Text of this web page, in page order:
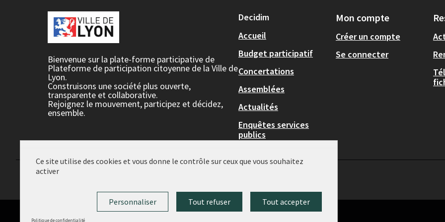
Bienvenue sur la plate-forme participative de
Plateforme de participation citoyenne de la Ville de
Lyon.
Construisons une société plus ouverte,
transparente et collaborative.
Rejoignez le mouvement, participez et décidez,
ensemble.
Decidim
Accueil
Budget participatif
Concertations
Assemblées
Actualités
Enquêtes services
publics
Mon compte
Créer un compte
Se connecter
Ce site utilise des cookies et vous donne le contrôle sur ceux que vous souhaitez
activer
Tout accepter
Tout refuser
Personnaliser
Politique de confidentialité